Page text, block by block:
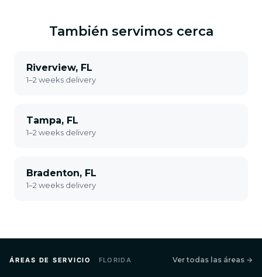
También servimos cerca
Riverview, FL
1–2 weeks delivery
Tampa, FL
1–2 weeks delivery
Bradenton, FL
1–2 weeks delivery
ÁREAS DE SERVICIO FLORIDA Ver todas las áreas →